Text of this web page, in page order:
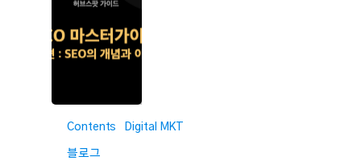
Contents Digital MKT
블로그